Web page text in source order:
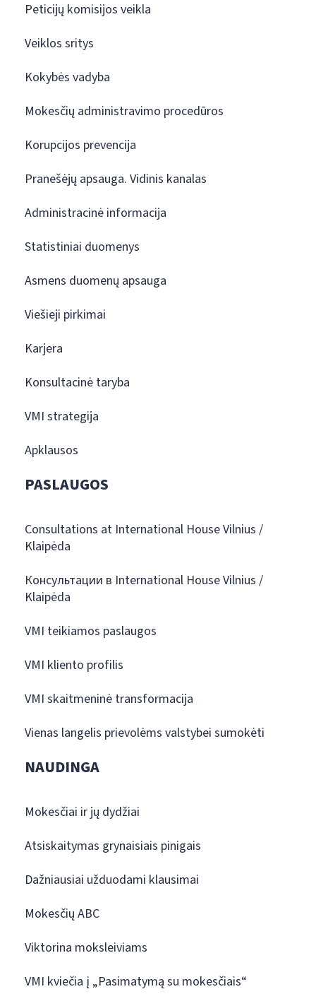
Peticijų komisijos veikla
Veiklos sritys
Kokybės vadyba
Mokesčių administravimo procedūros
Korupcijos prevencija
Pranešėjų apsauga. Vidinis kanalas
Administracinė informacija
Statistiniai duomenys
Asmens duomenų apsauga
Viešieji pirkimai
Karjera
Konsultacinė taryba
VMI strategija
Apklausos
PASLAUGOS
Consultations at International House Vilnius /
Klaipėda
Консультации в International House Vilnius /
Klaipėda
VMI teikiamos paslaugos
VMI kliento profilis
VMI skaitmeninė transformacija
Vienas langelis prievolėms valstybei sumokėti
NAUDINGA
Mokesčiai ir jų dydžiai
Atsiskaitymas grynaisiais pinigais
Dažniausiai užduodami klausimai
Mokesčių ABC
Viktorina moksleiviams
VMI kviečia į „Pasimatymą su mokesčiais“